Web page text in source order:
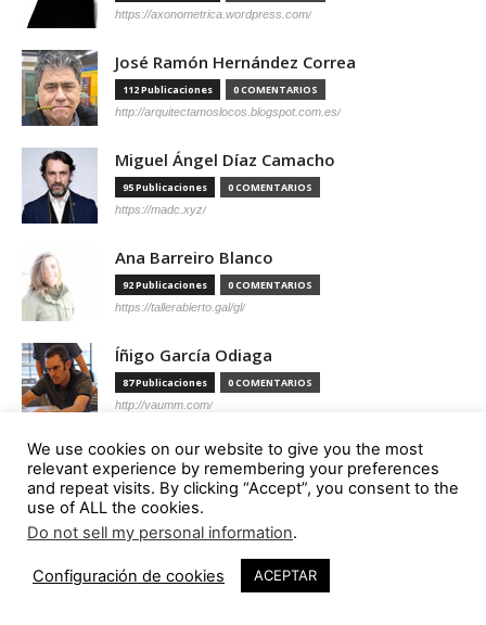
https://axonometrica.wordpress.com/
José Ramón Hernández Correa
112 Publicaciones 0 COMENTARIOS
http://arquitectamoslocos.blogspot.com.es/
Miguel Ángel Díaz Camacho
95 Publicaciones 0 COMENTARIOS
https://madc.xyz/
Ana Barreiro Blanco
92 Publicaciones 0 COMENTARIOS
https://tallerabierto.gal/gl/
Íñigo García Odiaga
87 Publicaciones 0 COMENTARIOS
http://vaumm.com/
Óscar Tenreiro Degwitz
85 Publicaciones 0 COMENTARIOS
https://oscartenreiro.com/
57 Publicaciones 0 COMENTARIOS
We use cookies on our website to give you the most
relevant experience by remembering your preferences
and repeat visits. By clicking “Accept”, you consent to the
use of ALL the cookies.
Do not sell my personal information.
Configuración de cookies ACEPTAR